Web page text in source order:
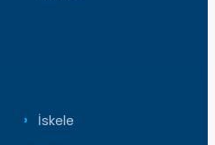
İskele